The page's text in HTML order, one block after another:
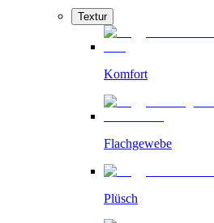
Textur
Komfort
Flachgewebe
Plüsch